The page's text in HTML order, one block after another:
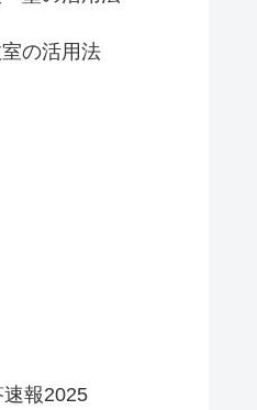
の活用法
報2025